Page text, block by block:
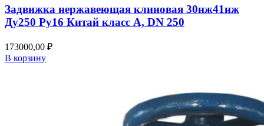
Задвижка нержавеющая клиновая 30нж41нж
Ду250 Ру16 Китай класс А, DN 250
173000,00 ₽
В корзину